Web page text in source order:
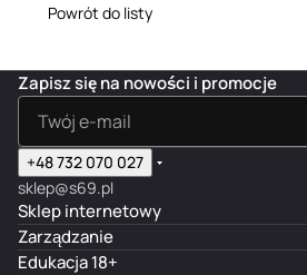
Powrót do listy
Zapisz się na nowości i promocje
+48 732 070 027
sklep@s69.pl
Sklep internetowy
Zarządzanie
Edukacja 18+